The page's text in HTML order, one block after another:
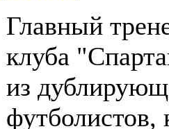
Главный
клуба
из
футболистов,